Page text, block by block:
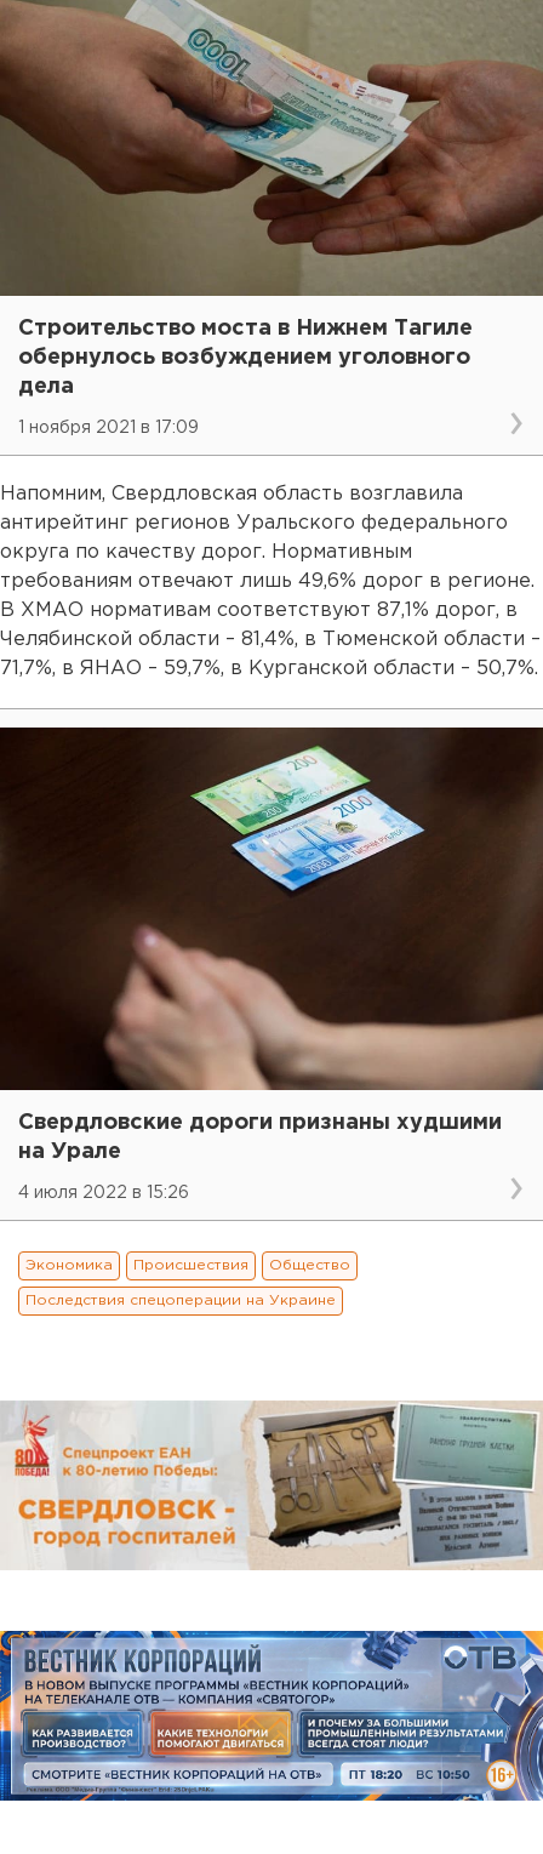
Строительство моста в Нижнем Тагиле
обернулось возбуждением уголовного
дела
1 ноября 2021 в 17:09
Напомним, Свердловская область возглавила
антирейтинг регионов Уральского федерального
округа по качеству дорог. Нормативным
требованиям отвечают лишь 49,6% дорог в регионе.
В ХМАО нормативам соответствуют 87,1% дорог, в
Челябинской области – 81,4%, в Тюменской области –
71,7%, в ЯНАО – 59,7%, в Курганской области – 50,7%.
Свердловские дороги признаны худшими
на Урале
4 июля 2022 в 15:26
Экономика Происшествия Общество
Последствия спецоперации на Украине